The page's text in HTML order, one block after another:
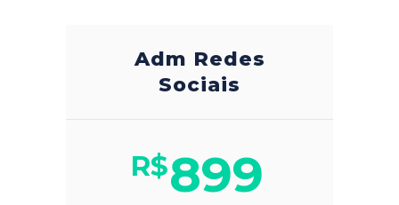
Adm Redes
Sociais
R$899